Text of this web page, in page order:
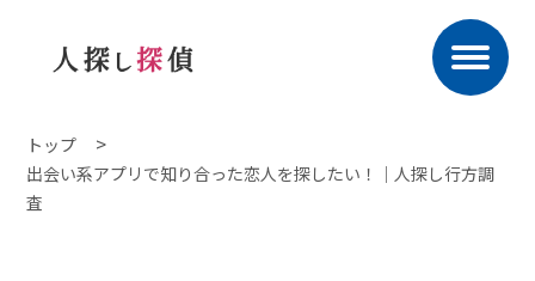
トップ
出会い系アプリで知り合った恋人を探したい！｜人探し行方調
査